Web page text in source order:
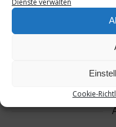
Cookie-
UNTERHALTUNG